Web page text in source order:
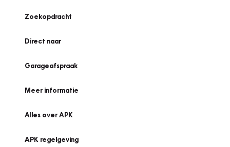
Zoekopdracht
Direct naar
Garageafspraak
Meer informatie
Alles over APK
APK regelgeving